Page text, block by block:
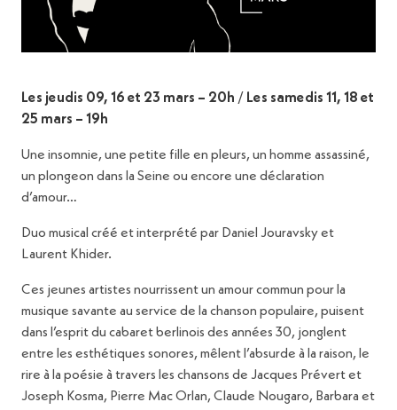
Les jeudis 09, 16 et 23 mars – 20h / Les samedis 11, 18 et
25 mars – 19h
Une insomnie, une petite fille en pleurs, un homme assassiné,
un plongeon dans la Seine ou encore une déclaration
d’amour…
Duo musical créé et interprété par Daniel Jouravsky et
Laurent Khider.
Ces jeunes artistes nourrissent un amour commun pour la
musique savante au service de la chanson populaire, puisent
dans l’esprit du cabaret berlinois des années 30, jonglent
entre les esthétiques sonores, mêlent l’absurde à la raison, le
rire à la poésie à travers les chansons de Jacques Prévert et
Joseph Kosma, Pierre Mac Orlan, Claude Nougaro, Barbara et